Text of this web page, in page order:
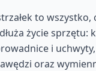
to wszystko,
życie sprzętu:
i
oraz